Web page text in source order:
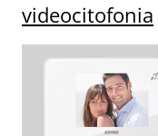
videocitofonia